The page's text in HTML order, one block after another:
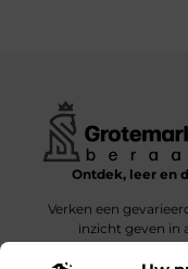
Ontdek, leer en
Verken een
inzicht geven in